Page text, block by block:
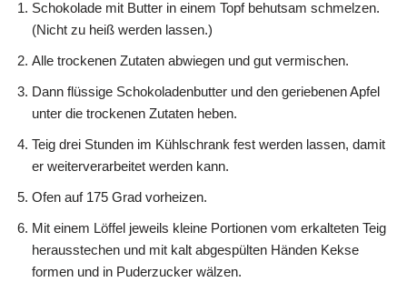
Schokolade mit Butter in einem Topf behutsam schmelzen.
(Nicht zu heiß werden lassen.)
Alle trockenen Zutaten abwiegen und gut vermischen.
Dann flüssige Schokoladenbutter und den geriebenen Apfel
unter die trockenen Zutaten heben.
Teig drei Stunden im Kühlschrank fest werden lassen, damit
er weiterverarbeitet werden kann.
Ofen auf 175 Grad vorheizen.
Mit einem Löffel jeweils kleine Portionen vom erkalteten Teig
herausstechen und mit kalt abgespülten Händen Kekse
formen und in Puderzucker wälzen.